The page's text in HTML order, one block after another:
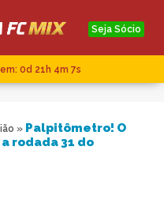
Seja Sócio
0d 21h 4m 6s
» Palpitômetro! O
rodada 31 do